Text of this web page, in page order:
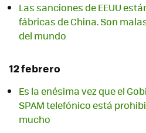
Las sanciones de EEUU
fábricas de China. Son
del mundo
12 febrero
Es la enésima vez que el
SPAM telefónico está
mucho